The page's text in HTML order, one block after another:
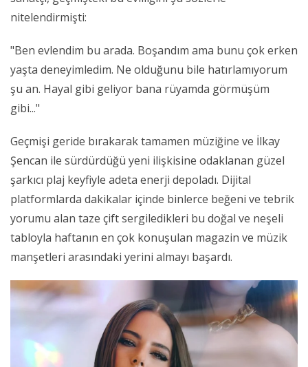
nitelendirmişti:
"Ben evlendim bu arada. Boşandım ama bunu çok erken
yaşta deneyimledim. Ne olduğunu bile hatırlamıyorum
şu an. Hayal gibi geliyor bana rüyamda görmüşüm
gibi..."
Geçmişi geride bırakarak tamamen müziğine ve İlkay
Şencan ile sürdürdüğü yeni ilişkisine odaklanan güzel
şarkıcı plaj keyfiyle adeta enerji depoladı. Dijital
platformlarda dakikalar içinde binlerce beğeni ve tebrik
yorumu alan taze çift sergiledikleri bu doğal ve neşeli
tabloyla haftanın en çok konuşulan magazin ve müzik
manşetleri arasındaki yerini almayı başardı.